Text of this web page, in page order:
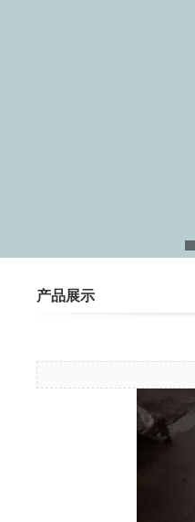
产品展示